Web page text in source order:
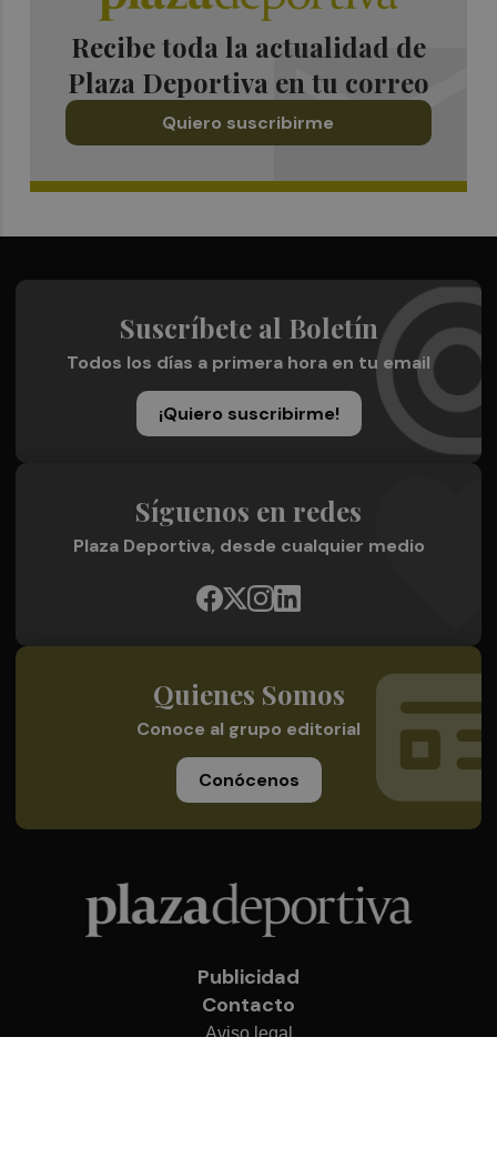
Recibe toda la actualidad de
Plaza Deportiva en tu correo
Quiero suscribirme
Suscríbete al Boletín
Todos los días a primera hora en tu email
¡Quiero suscribirme!
Síguenos en redes
Plaza Deportiva, desde cualquier medio
Quienes Somos
Conoce al grupo editorial
Conócenos
Publicidad
Contacto
Aviso legal